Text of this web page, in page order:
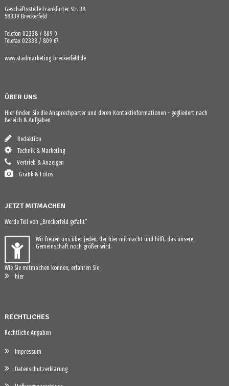
Geschäftsstelle Frankfurter Str. 38
58339 Breckerfeld
Telefon 02338 / 809 0
Telefax 02338 / 809 67
www.stadmarketing-breckerfeld.de
ÜBER UNS
Hier finden Sie die Ansprechparter und deren Kontaktinformationen - gegliedert nach
Bereich & Aufgaben
Redaktion
Technik & Marketing
Vertrieb & Anzeigen
Grafik & Fotos
JETZT MITMACHEN
Werde Teil von „Breckerfeld gefällt“
Wir freuen uns über jeden, der hier mitmacht und hilft, das unsere
Gemeinschaft noch größer wird.
Wie Sie mitmachen können, erfahren Sie
hier
RECHTLICHES
Rechtliche Angaben
Impressum
Datenschutzerklärung